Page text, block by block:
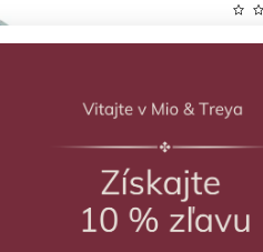
Kód: